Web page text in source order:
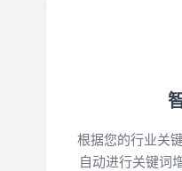
根据您的行业关
自动进行关键词